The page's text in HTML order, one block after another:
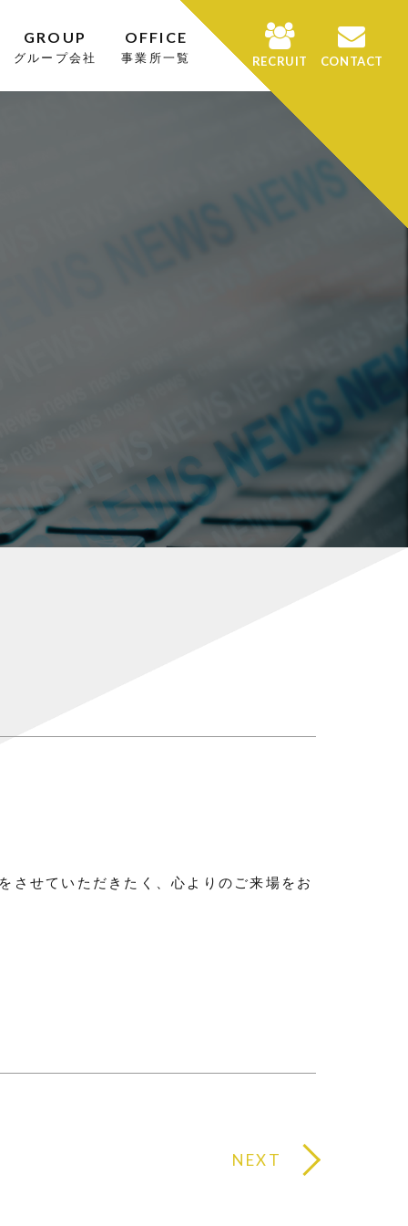
GROUP
グループ会社
OFFICE
事業所一覧 RECRUIT CONTACT
させていただきたく 、心よりのご来場をお
NEXT